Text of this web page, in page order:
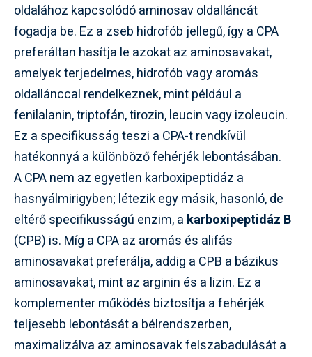
oldalához kapcsolódó aminosav oldalláncát
fogadja be. Ez a zseb hidrofób jellegű, így a CPA
preferáltan hasítja le azokat az aminosavakat,
amelyek terjedelmes, hidrofób vagy aromás
oldallánccal rendelkeznek, mint például a
fenilalanin, triptofán, tirozin, leucin vagy izoleucin.
Ez a specifikusság teszi a CPA-t rendkívül
hatékonnyá a különböző fehérjék lebontásában.
A CPA nem az egyetlen karboxipeptidáz a
hasnyálmirigyben; létezik egy másik, hasonló, de
eltérő specifikusságú enzim, a karboxipeptidáz B
(CPB) is. Míg a CPA az aromás és alifás
aminosavakat preferálja, addig a CPB a bázikus
aminosavakat, mint az arginin és a lizin. Ez a
komplementer működés biztosítja a fehérjék
teljesebb lebontását a bélrendszerben,
maximalizálva az aminosavak felszabadulását a